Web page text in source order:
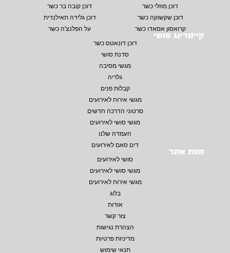
דוכן מוזלי כשר
דוכן קובה בר כשר
דוכן שקשוקה כשר
דוכן גלידה תאילנדית
קרואסון אסאדו כשר
על הפלנצ'ה כשר
קייטרינג סושי
דוכן דונאטס כשר
סדנת סושי
מגשי מסיבה
גלריה
קבלות פנים
מגשי אירוח לאירועים
סרטוני הדרכה חדשים
מגשי סושי לאירועים
העמדה שלנו
דים סאם לאירועים
מפת אתר
סושי לאירועים
מגשי סושי לאירועים
מגשי אירוח לאירועים
בלוג
אודות
צור קשר
הצהרת נגישות
מדיניות פרטיות
תנאי שימוש